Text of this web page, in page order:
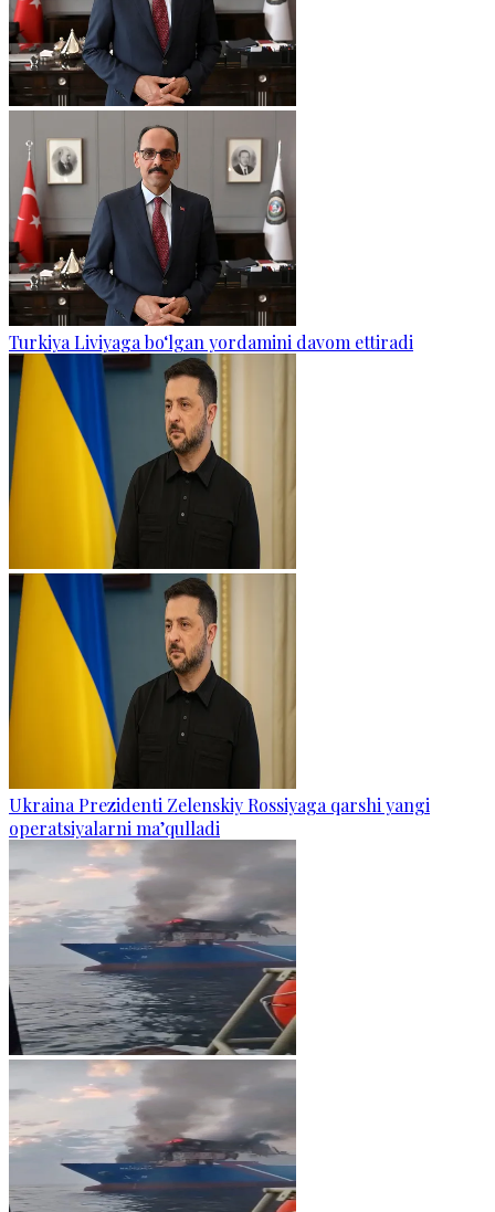
Turkiya Liviyaga bo‘lgan yordamini davom ettiradi
Ukraina Prezidenti Zelenskiy Rossiyaga qarshi yangi
operatsiyalarni ma’qulladi